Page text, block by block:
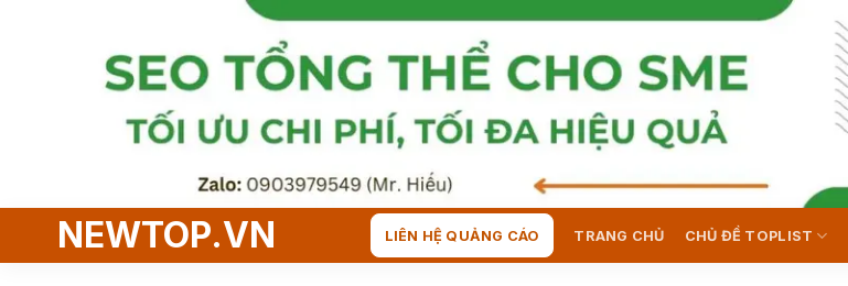
NEWTOP.VN LIÊN HỆ QUẢNG CÁO TRANG CHỦ CHỦ ĐỀ TOPLIST